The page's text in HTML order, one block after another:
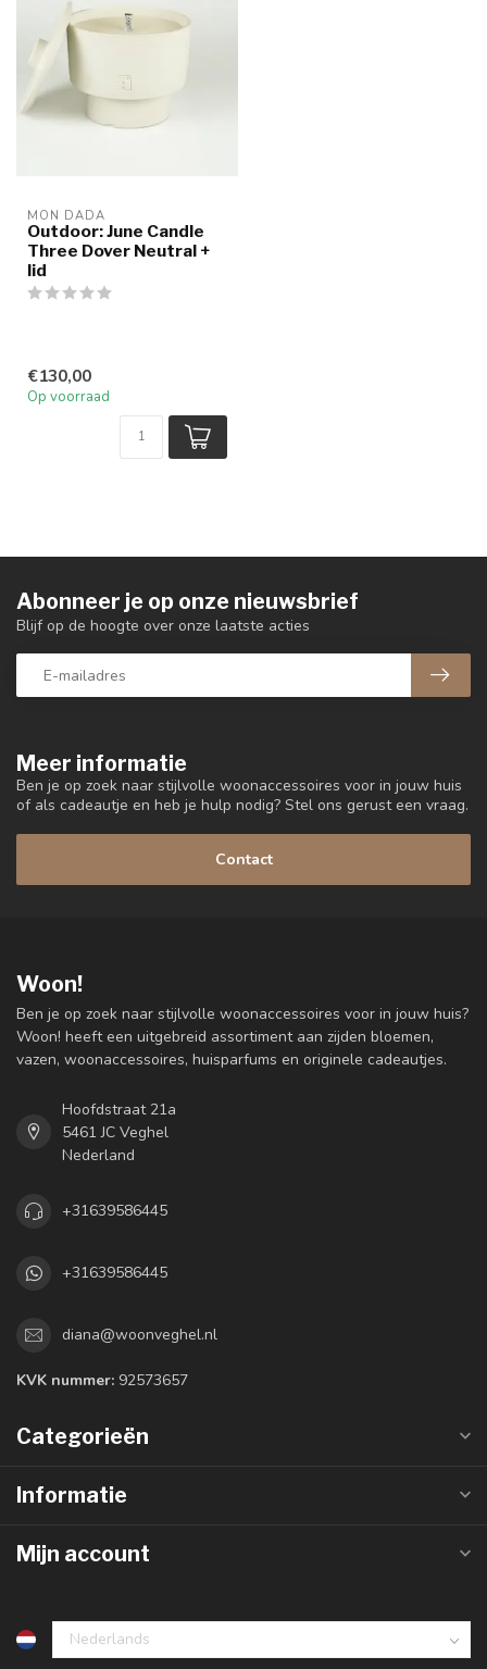
MON DADA
Outdoor: June Candle
Three Dover Neutral +
lid
€130,00
Op voorraad
Meer informatie
Ben je op zoek naar stijlvolle woonaccessoires voor in jouw huis
of als cadeautje en heb je hulp nodig? Stel ons gerust een vraag.
Contact
Abonneer je op onze nieuwsbrief
Blijf op de hoogte over onze laatste acties
Woon!
Ben je op zoek naar stijlvolle woonaccessoires voor in jouw huis?
Woon! heeft een uitgebreid assortiment aan zijden bloemen,
vazen, woonaccessoires, huisparfums en originele cadeautjes.
Hoofdstraat 21a
5461 JC Veghel
Nederland
+31639586445
+31639586445
diana@woonveghel.nl
KVK nummer: 92573657
Categorieën
Informatie
Mijn account